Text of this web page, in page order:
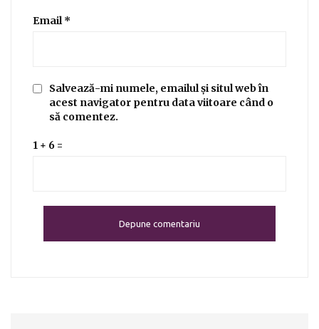
Email*
Salvează-mi numele, emailul și situl web în
acest navigator pentru data viitoare când o
să comentez.
1 + 6 =